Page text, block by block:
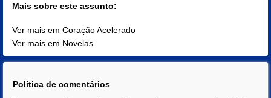
Mais sobre este assunto:
Ver mais em Coração Acelerado
Ver mais em Novelas
Política de comentários